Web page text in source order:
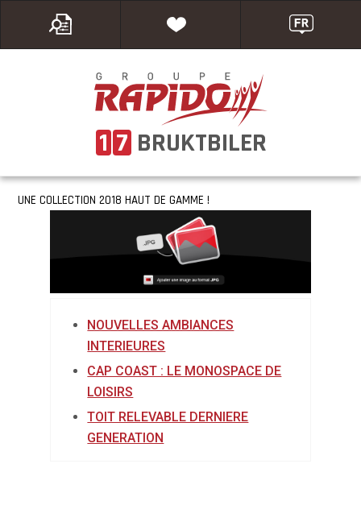
1 7 BRUKTBILER
UNE COLLECTION 2018 HAUT DE GAMME !
NOUVELLES AMBIANCES
INTERIEURES
CAP COAST : LE MONOSPACE DE
LOISIRS
TOIT RELEVABLE DERNIERE
GENERATION